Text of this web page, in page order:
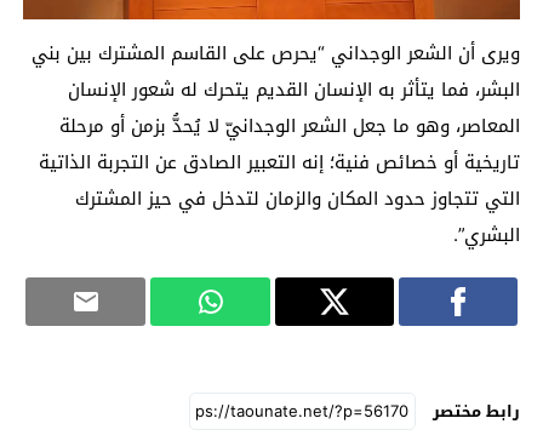
ويرى أن الشعر الوجداني “يحرص على القاسم المشترك بين بني
البشر، فما يتأثر به الإنسان القديم يتحرك له شعور الإنسان
المعاصر، وهو ما جعل الشعر الوجدانيّ لا يُحدُّ بزمن أو مرحلة
تاريخية أو خصائص فنية؛ إنه التعبير الصادق عن التجربة الذاتية
التي تتجاوز حدود المكان والزمان لتدخل في حيز المشترك
البشري”.
رابط مختصر